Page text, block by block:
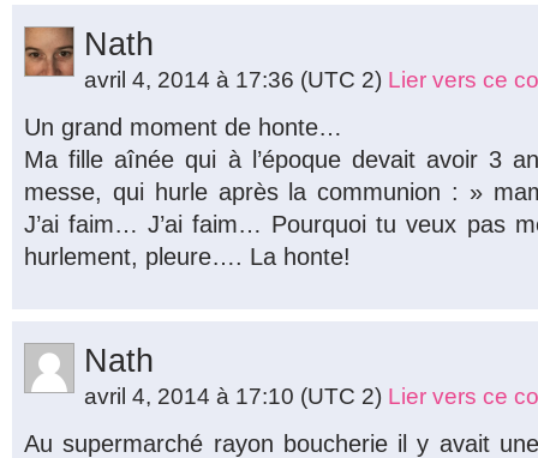
Nath
avril 4, 2014 à 17:36 (UTC 2) Lier vers ce
Un grand moment de honte…
Ma fille aînée qui à l’époque devait avoir 3
messe, qui hurle après la communion : »
J’ai faim… J’ai faim… Pourquoi tu veux pas
hurlement, pleure…. La honte!
Nath
avril 4, 2014 à 17:10 (UTC 2) Lier vers ce
Au supermarché rayon boucherie il y avait